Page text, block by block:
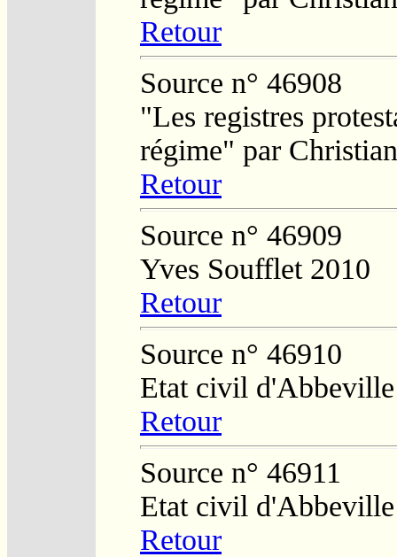
Retour
Source n° 46908
"Les registres
régime" par
Retour
Source n° 46909
Yves Soufflet 2010
Retour
Source n° 46910
Etat civil d'Abbeville
Retour
Source n° 46911
Etat civil d'Abbeville
Retour